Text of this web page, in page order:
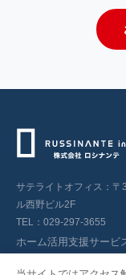
サテライトオフィス：
ル西野ビル2F
TEL： 029-297-3655
ホーム活用支援サービ